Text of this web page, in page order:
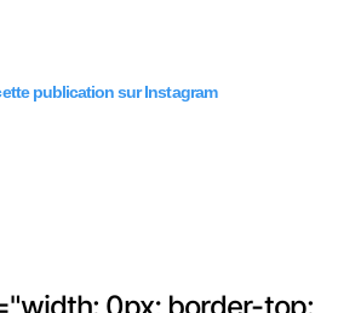
publication sur Instagram
0px; border-top: